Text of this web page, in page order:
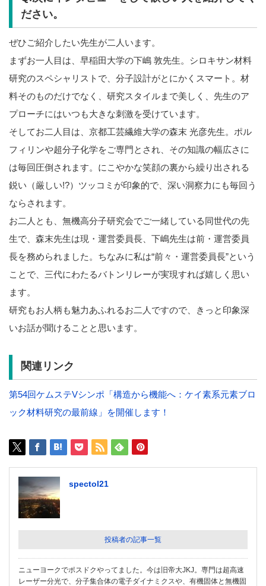
ださい。
ぜひご紹介したい先生が二人います。
まずお一人目は、早稲田大学の下嶋 敦先生。シロキサン材料
研究のスペシャリストで、分子設計がとにかくスマート。材
料そのものだけでなく、研究スタイルまで美しく、先生のア
プローチにはいつも大きな刺激を受けています。
そしてお二人目は、京都工芸繊維大学の森末 光彦先生。ポル
フィリンや超分子化学をご専門とされ、その知識の幅広さに
は毎回圧倒されます。にこやかな笑顔の裏から繰り出される
鋭い（厳しい!?）ツッコミが印象的で、深い洞察力にも毎回う
ならされます。
お二人とも、無機高分子研究会でご一緒している同世代の先
生で、森末先生は現・運営委員長、下嶋先生は前・運営委員
長を務められました。ちなみに私は“前々・運営委員長”という
ことで、三代にわたるバトンリレーが実現すれば嬉しく思い
ます。
研究もお人柄も魅力あふれるお二人ですので、きっと印象深
いお話が聞けることと思います。
関連リンク
第54回ケムステVシンポ「構造から機能へ：ケイ素系元素ブロ
ック材料研究の最前線」を開催します！
spectol21
投稿者の記事一覧
ニューヨークでポスドクやってました。今は旧帝大JKJ。専門は超高速
レーザー分光で、分子集合体の電子ダイナミクスや、有機固体と無機固